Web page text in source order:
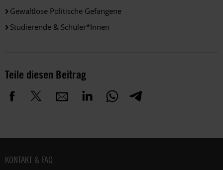
Gewaltlose Politische Gefangene
Studierende & Schüler*innen
Teile diesen Beitrag
Fußbereich
KONTAKT & FAQ